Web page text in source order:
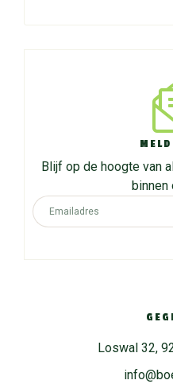
Blijf op de hoogte van
Loswal 32,